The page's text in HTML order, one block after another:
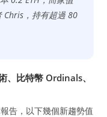
Chris，持有超過 80
、比特幣 Ordinals、
告，以下幾個新趨勢值